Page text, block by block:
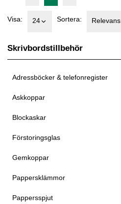
Skrivbordstillbehör
Adressböcker & telefonregister
Askkoppar
Blockaskar
Förstoringsglas
Gemkoppar
Pappersklämmor
Pappersspjut
Visa: 24 Sortera: Relevans